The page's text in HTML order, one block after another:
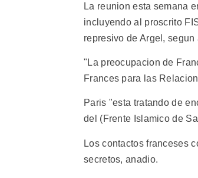
La reunion esta semana
incluyendo al proscrito
represivo de Argel, segun
"La preocupacion de
Frances para las
Paris "esta tratando de
del (Frente Islamico de
Los contactos franceses
secretos, anadio.